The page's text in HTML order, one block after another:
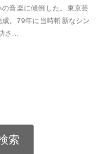
音楽に傾倒した。東京芸
。79年に当時斬新なシン
さ...
索